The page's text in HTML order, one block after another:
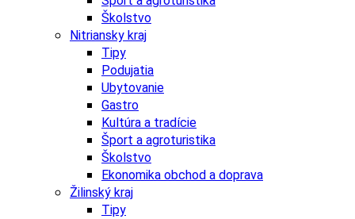
Školstvo
Nitriansky kraj
Tipy
Podujatia
Ubytovanie
Gastro
Kultúra a tradície
Šport a agroturistika
Školstvo
Ekonomika obchod a doprava
Žilinský kraj
Tipy